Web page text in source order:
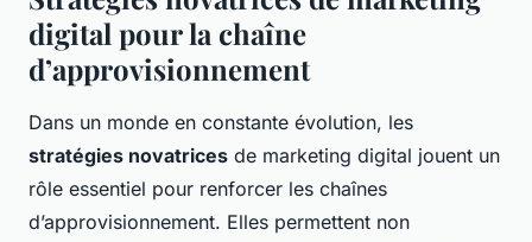
digital pour la chaîne
d’approvisionnement
Dans un monde en constante évolution, les
stratégies novatrices de marketing digital jouent un
rôle essentiel pour renforcer les chaînes
d’approvisionnement. Elles permettent non